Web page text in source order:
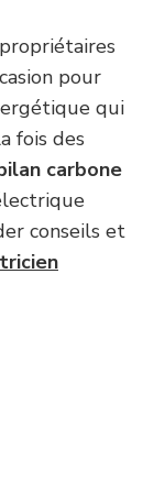
pour
qui
fois des
carbone
conseils et